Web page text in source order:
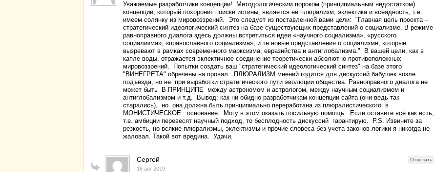
Уважаемые разработчики концепции! Методологическим пороком (принципиальным недостатком)
концепции, который похоронит поиски истины, является её плюрализм, эклектика и всеядность, т.е.
имеем солянку из мировоззрений. Это следует из поставленной вами цели: "Главная цель проекта –
стратегический идеологический синтез на базе существующих представлений о социализме. В режиме
равноправного диалога здесь должны встретиться идеи «научного социализма», «русского
социализма», «православного социализма», и те новые представления о социализме, которые
вызревают в рамках современного марксизма, евразийства и антиглобализма." В вашей цели, как в
капле воды, отражается эклектичное соединение теоретически абсолютно противоположных
мировоззрений. Попытки создать ваш "стратегический идеологический синтез" на базе этого
"ВИНЕГРЕТА" обречены на провал. ПЛЮРАЛИЗМ мнений годится для дискуссий бабушек возле
подъезда, но не при выработки стратегического пути эволюции общества. Равноправного диалога не
может быть В ПРИНЦИПЕ между астрономом и астрологом, между научным социализмом и
антиглобализмом и т.д. Вывод: как ни обидно разработчикам концепции сайта (они ведь так
старались), но она должна быть принципиально переработана из плюралистического в
МОНИСТИЧЕСКОЕ основание. Могу в этом оказать посильную помощь. Если оставите всё как есть,
т.е. амбиции перевесят научный подход, то бесплодность дискуссий гарантирую. P.S. Извините за
резкость, но всякие плюрализмы, эклектизмы и прочие словеса без учета законов логики я никогда не
жаловал. Такой вот вредина. Удачи.
Сергей
16 авг 2019
Ответить